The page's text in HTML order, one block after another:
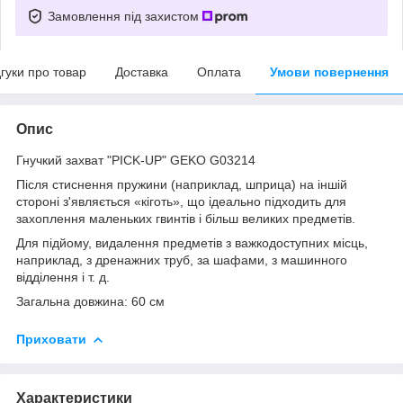
Замовлення під захистом
про товар Доставка Оплата Умови повернення
Опис
Гнучкий захват "PICK-UP" GEKO G03214
Після стиснення пружини (наприклад, шприца) на іншій
стороні з'являється «кіготь», що ідеально підходить для
захоплення маленьких гвинтів і більш великих предметів.
Для підйому, видалення предметів з важкодоступних місць,
наприклад, з дренажних труб, за шафами, з машинного
відділення і т. д.
Загальна довжина: 60 см
Приховати
Характеристики